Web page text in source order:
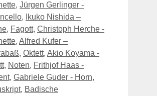
, Jürgen Gerlinger -
,
Ikuko Nishida –
, Fagott, Christoph Herche -
, Alfred Kufer –
, Oktett, Akio Koyama -
, Noten, Frithjof Haas -
, Gabriele Guder - Horn,
, Badische